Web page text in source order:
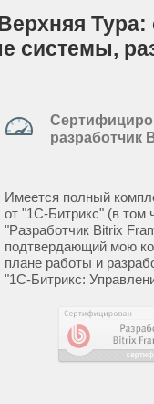
системы,
разработчик
Имеется полный
от "1С-Битрикс" (в том
"Разработчик Bitrix
подтвердающий мою
плане работы и
"1С-Битрикс: